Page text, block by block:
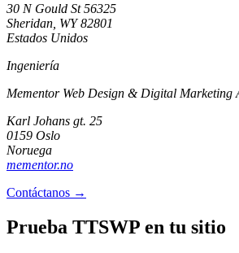
30 N Gould St 56325
Sheridan, WY 82801
Estados Unidos
Ingeniería
Mementor Web Design & Digital Marketing
Karl Johans gt. 25
0159 Oslo
Noruega
mementor.no
Contáctanos →
Prueba TTSWP en tu sitio